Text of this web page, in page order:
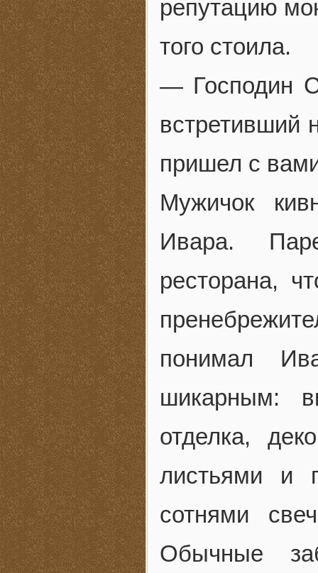
репутацию
того стоила.
— Господин
встретивший
пришел с
Мужичок
Ивара.
ресторана,
понимал
шикарным:
отделка,
листьями и
сотнями
Обычные